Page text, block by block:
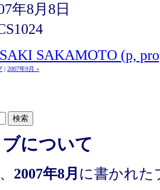
年8月8日
SAKAMOTO (p,
| 2007年9月 »
について
2007年8月 に書かれた